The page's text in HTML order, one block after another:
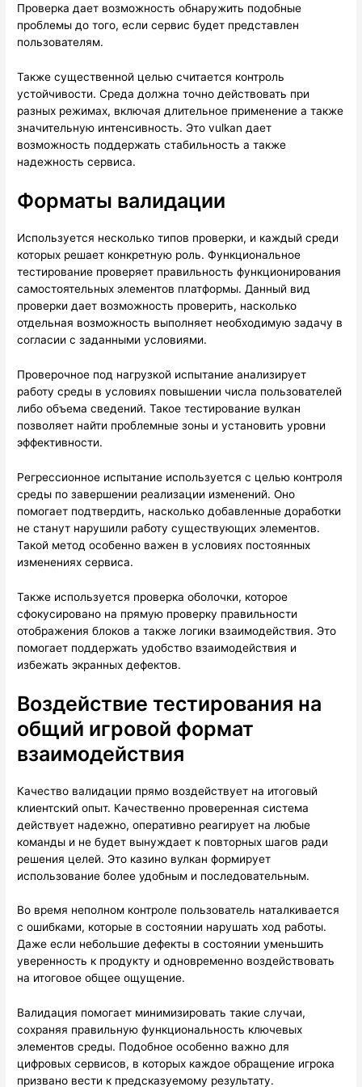
Проверка дает возможность обнаружить подобные
проблемы до того, если сервис будет представлен
пользователям.
Также существенной целью считается контроль
устойчивости. Среда должна точно действовать при
разных режимах, включая длительное применение а также
значительную интенсивность. Это vulkan дает
возможность поддержать стабильность а также
надежность сервиса.
Форматы валидации
Используется несколько типов проверки, и каждый среди
которых решает конкретную роль. Функциональное
тестирование проверяет правильность функционирования
самостоятельных элементов платформы. Данный вид
проверки дает возможность проверить, насколько
отдельная возможность выполняет необходимую задачу в
согласии с заданными условиями.
Проверочное под нагрузкой испытание анализирует
работу среды в условиях повышении числа пользователей
либо объема сведений. Такое тестирование вулкан
позволяет найти проблемные зоны и установить уровни
эффективности.
Регрессионное испытание используется с целью контроля
среды по завершении реализации изменений. Оно
помогает подтвердить, насколько добавленные доработки
не станут нарушили работу существующих элементов.
Такой метод особенно важен в условиях постоянных
изменениях сервиса.
Также используется проверка оболочки, которое
сфокусировано на прямую проверку правильности
отображения блоков а также логики взаимодействия. Это
помогает поддержать удобство взаимодействия и
избежать экранных дефектов.
Воздействие тестирования на
общий игровой формат
взаимодействия
Качество валидации прямо воздействует на итоговый
клиентский опыт. Качественно проверенная система
действует надежно, оперативно реагирует на любые
команды и не будет вынуждает к повторных шагов ради
решения целей. Это казино вулкан формирует
использование более удобным и последовательным.
Во время неполном контроле пользователь наталкивается
с ошибками, которые в состоянии нарушать ход работы.
Даже если небольшие дефекты в состоянии уменьшить
уверенность к продукту и одновременно воздействовать
на итоговое общее ощущение.
Валидация помогает минимизировать такие случаи,
сохраняя правильную функциональность ключевых
элементов среды. Подобное особенно важно для
цифровых сервисов, в которых каждое обращение игрока
призвано вести к предсказуемому результату.